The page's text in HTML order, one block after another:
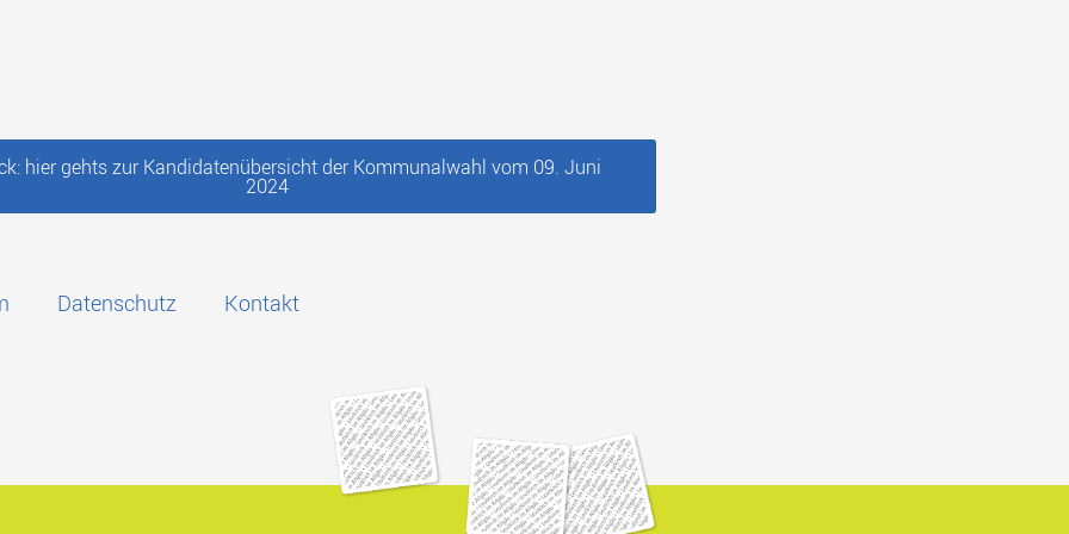
hier gehts zur Kandidatenübersicht der Kommunalwahl vom 09. Juni
2024
Datenschutz Kontakt